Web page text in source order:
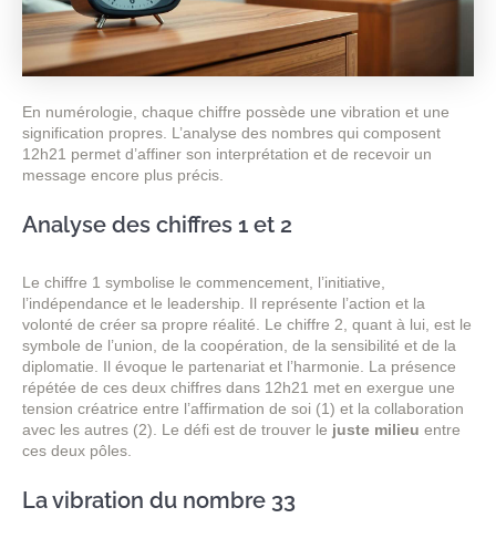
En numérologie, chaque chiffre possède une vibration et une
signification propres. L’analyse des nombres qui composent
12h21 permet d’affiner son interprétation et de recevoir un
message encore plus précis.
Analyse des chiffres 1 et 2
Le chiffre 1 symbolise le commencement, l’initiative,
l’indépendance et le leadership. Il représente l’action et la
volonté de créer sa propre réalité. Le chiffre 2, quant à lui, est le
symbole de l’union, de la coopération, de la sensibilité et de la
diplomatie. Il évoque le partenariat et l’harmonie. La présence
répétée de ces deux chiffres dans 12h21 met en exergue une
tension créatrice entre l’affirmation de soi (1) et la collaboration
avec les autres (2). Le défi est de trouver le juste milieu entre
ces deux pôles.
La vibration du nombre 33